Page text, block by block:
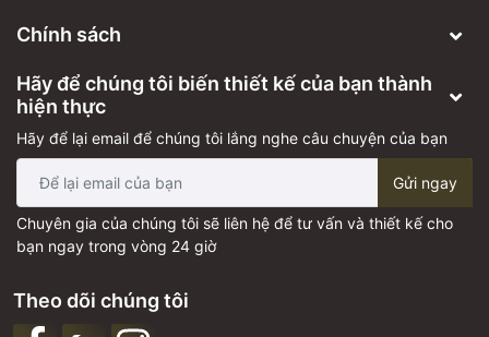
Chính sách
Hãy để chúng tôi biến thiết kế của bạn thành
hiện thực
Hãy để lại email để chúng tôi lắng nghe câu chuyện của bạn
Gửi ngay
Chuyên gia của chúng tôi sẽ liên hệ để tư vấn và thiết kế cho
bạn ngay trong vòng 24 giờ
Theo dõi chúng tôi